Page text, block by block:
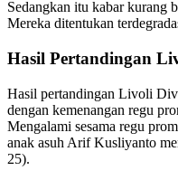
Sedangkan itu kabar kurang
Mereka ditentukan
Hasil Pertandingan
Hasil pertandingan Livoli
dengan kemenangan regu
Mengalami sesama regu
anak asuh Arif Kusliyanto
25).